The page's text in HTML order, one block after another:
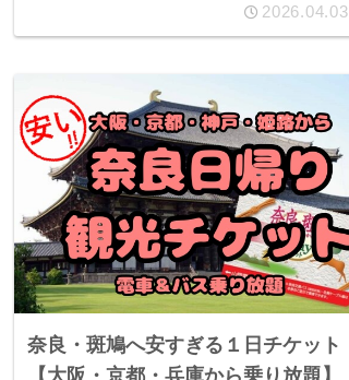
2026.04.03
奈良・斑鳩へ安すぎる１日チケット
【大阪・京都・兵庫から乗り放題】